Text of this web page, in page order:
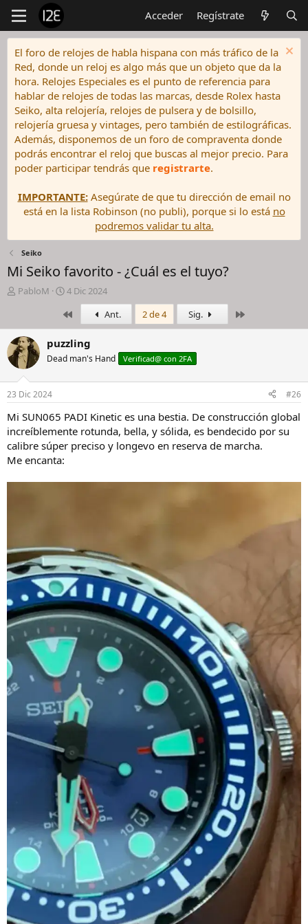
Acceder Regístrate
El foro de relojes de habla hispana con más tráfico de la
Red, donde un reloj es algo más que un objeto que da la
hora. Relojes Especiales es el punto de referencia para
hablar de relojes de todas las marcas, desde Rolex hasta
Seiko, alta relojería, relojes de pulsera y de bolsillo,
relojería gruesa y vintages, pero también de estilográficas.
Además, disponemos de un foro de compraventa donde
podrás encontrar el reloj que buscas al mejor precio. Para
poder participar tendrás que registrarte.
IMPORTANTE:Asegúrate de que tu dirección de email no
está en la lista Robinson (no publi), porque si lo está no
podremos validar tu alta.
Seiko
Mi Seiko favorito - ¿Cuál es el tuyo?
I
c
i
a
d
o
r
d
e
h
i
l
PabloM
F
c
h
a
d
e
i
c
o
4 Dic 2024
PrimeroAnt. 2 de 4 Sig.
puzzling
Dead man's Hand Verificad@ con 2FA
23 Dic 2024 #26
Mi SUN065 PADI Kinetic es una bestia. De construcción global
increíblemente rotunda, bella, y sólida, es bendecido por su
calibre súper preciso y longevo en reserva de marcha.
Me encanta: